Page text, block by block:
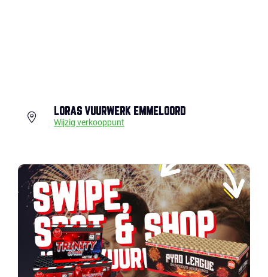
LORAS VUURWERK EMMELOORD
Wijzig verkooppunt
SWIPE,
SPOT & SHOP
JOUW VUURWERK